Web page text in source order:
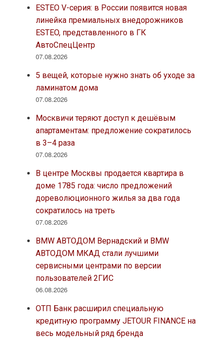
ESTEO V-серия: в России появится новая
линейка премиальных внедорожников
ESTEO, представленного в ГК
АвтоСпецЦентр
07.08.2026
5 вещей, которые нужно знать об уходе за
ламинатом дома
07.08.2026
Москвичи теряют доступ к дешёвым
апартаментам: предложение сократилось
в 3–4 раза
07.08.2026
В центре Москвы продается квартира в
доме 1785 года: число предложений
дореволюционного жилья за два года
сократилось на треть
07.08.2026
BMW АВТОДОМ Вернадский и BMW
АВТОДОМ МКАД стали лучшими
сервисными центрами по версии
пользователей 2ГИС
06.08.2026
ОТП Банк расширил специальную
кредитную программу JETOUR FINANCE на
весь модельный ряд бренда